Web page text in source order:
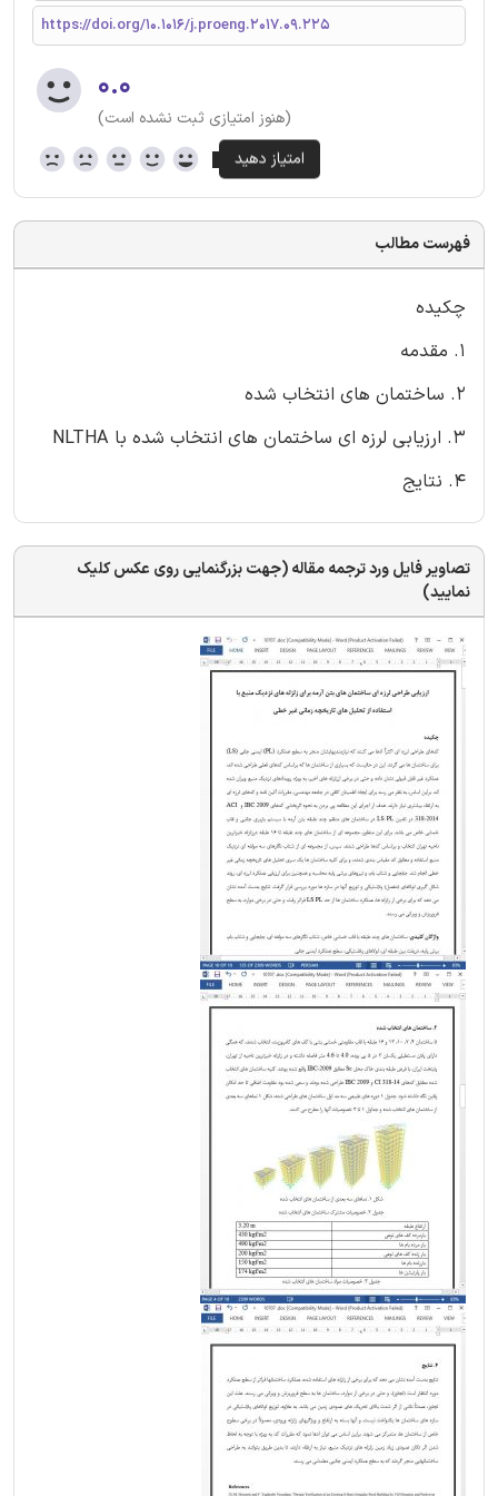
https://doi.org/10.1016/j.proeng.2017.09.225
۰.۰
(هنوز امتیازی ثبت نشده است)
فهرست مطالب
چکیده
1. مقدمه
2. ساختمان های انتخاب شده
3. ارزیابی لرزه ای ساختمان های انتخاب شده با NLTHA
4. نتایج
تصاویر فایل ورد ترجمه مقاله (جهت بزرگنمایی روی عکس کلیک
نمایید)